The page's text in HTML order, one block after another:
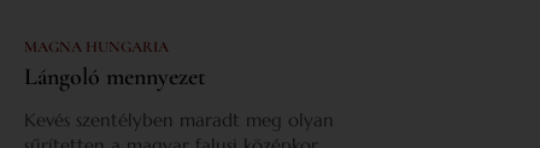
MAGNA HUNGARIA
Lángoló mennyezet
Kevés szentélyben maradt meg olyan